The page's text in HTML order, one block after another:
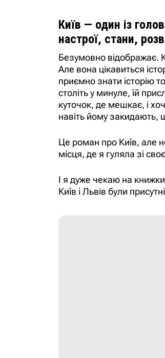
Київ — один із
настрої, стани,
Безумовно відображає.
Але вона цікавиться
приємно знати історію
століть у минуле, їй
куточок, де мешкає, і
навіть йому закидають,
Це роман про Київ, але
місця, де я гуляла зі
І я дуже чекаю на
Київ і Львів були